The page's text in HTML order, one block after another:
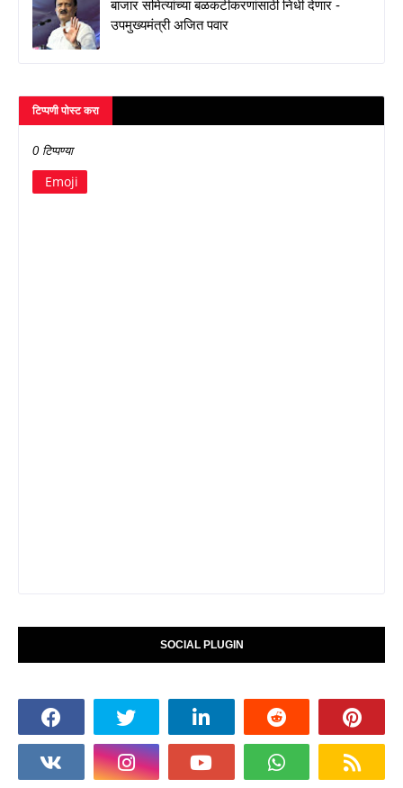
बाजार समित्यांच्या बळकटीकरणांसाठी निधी देणार -
उपमुख्यमंत्री अजित पवार
टिप्पणी पोस्ट करा
0 टिप्पण्या
Emoji
SOCIAL PLUGIN